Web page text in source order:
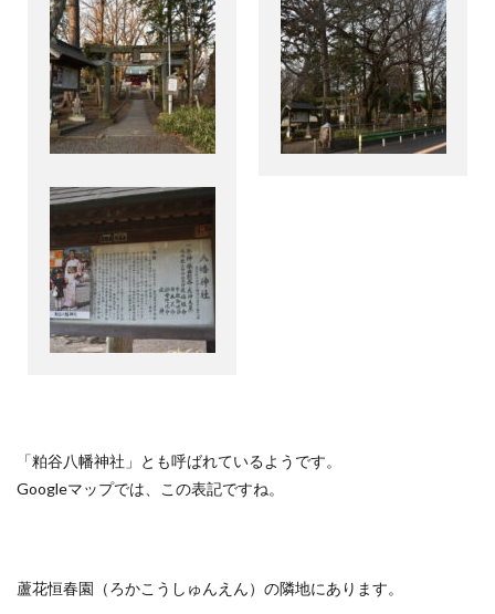
「粕谷八幡神社」とも呼ばれているようです。
Googleマップでは、この表記ですね。
蘆花恒春園（ろかこうしゅんえん）の隣地にあります。